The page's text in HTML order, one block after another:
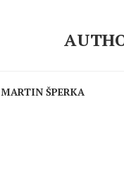
MARTIN ŠPERKA